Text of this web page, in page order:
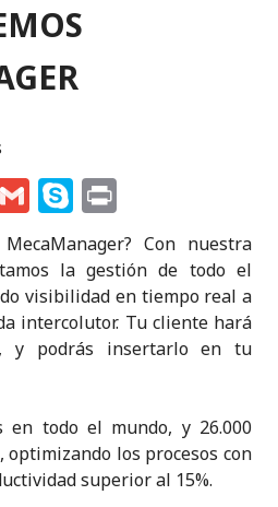
G
m
ai
l
S
k
y
p
e
ri
n
t
Con nuestra
la gestión de todo el
visibilidad en tiempo real a
intercolutor. Tu cliente hará
y podrás insertarlo en tu
en todo el mundo, y 26.000
los procesos con
superior al 15%.